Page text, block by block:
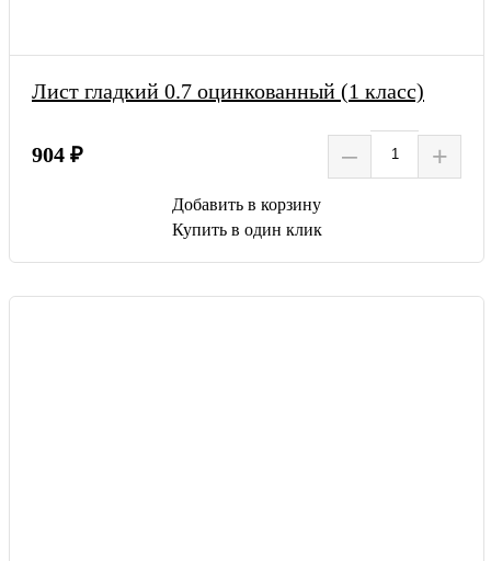
Лист гладкий 0.7 оцинкованный (1 класс)
904 ₽ – +
Добавить в корзину
Купить в один клик